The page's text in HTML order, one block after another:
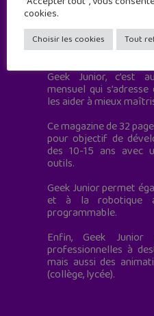
Geek Junior est le
à destination des
Geek Junior, c’est
mensuel qui
les aider à mieux
Ce magazine de 32
pour objectif de
des 10-15 ans avec
outils.
Geek Junior permet
et à la robotique
programmable.
Enfin, Geek Junior
professionnelles à
mais aussi des
(collège, lycée).
cookies.
Choisir les cookies Tout